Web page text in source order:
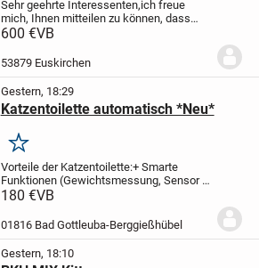
Sehr geehrte Interessenten,ich freue
mich, Ihnen mitteilen zu können, dass
eine reinrassige Perser Katze zum
03.07.2026geboren und ist nun bereit, ab
dem 03.10.2026 in ein...
600 €VB
53879 Euskirchen
Gestern, 18:29
Katzentoilette automatisch *Neu*
Merken
Vorteile der Katzentoilette:+ Smarte
Funktionen (Gewichtsmessung, Sensor &
Sicherheitssystem)
Gerüche mehr im Haus+ Sparen Sie Zeit
180 €VB
01816 Bad Gottleuba-Berggießhübel
Gestern, 18:10